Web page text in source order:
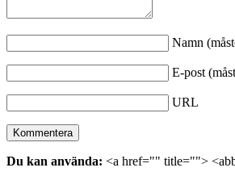
Namn
E-post
URL
Du kan använda: <a href="" title="">